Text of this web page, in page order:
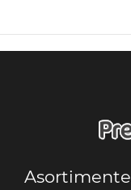
Asortimente